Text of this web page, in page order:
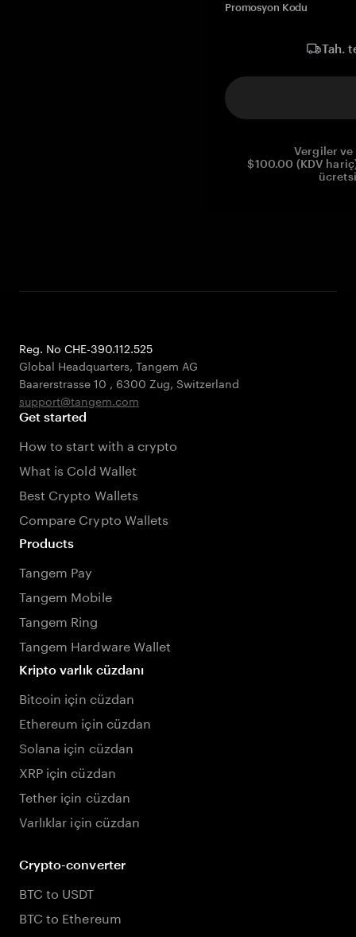
Promosyon Kodu
Tah.
Vergiler
$100.00 (KDV
Reg. No CHE-390.112.525
Global Headquarters, Tangem AG
Baarerstrasse 10 , 6300 Zug, Switzerland
support@tangem.com
Get started
How to start with a crypto
What is Cold Wallet
Best Crypto Wallets
Compare Crypto Wallets
Products
Tangem Pay
Tangem Mobile
Tangem Ring
Tangem Hardware Wallet
Kripto varlık cüzdanı
Bitcoin için cüzdan
Ethereum için cüzdan
Solana için cüzdan
XRP için cüzdan
Tether için cüzdan
Varlıklar için cüzdan
Crypto-converter
BTC to USDT
BTC to Ethereum